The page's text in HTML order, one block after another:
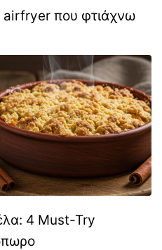
airfryer που φτιάχνω
4 Must-Try